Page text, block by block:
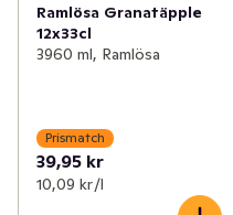
Ramlösa Granatäpple
12x33cl
3960 ml, Ramlösa
Prismatch
39,95 kr
10,09 kr /l